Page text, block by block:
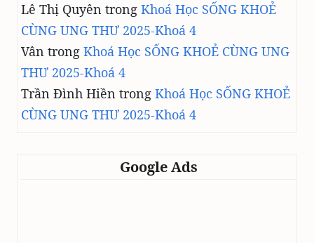
Lê Thị Quyên trong Khoá Học SỐNG KHOẺ
CÙNG UNG THƯ 2025-Khoá 4
Vân trong Khoá Học SỐNG KHOẺ CÙNG UNG
THƯ 2025-Khoá 4
Trần Đình Hiền trong Khoá Học SỐNG KHOẺ
CÙNG UNG THƯ 2025-Khoá 4
Google Ads